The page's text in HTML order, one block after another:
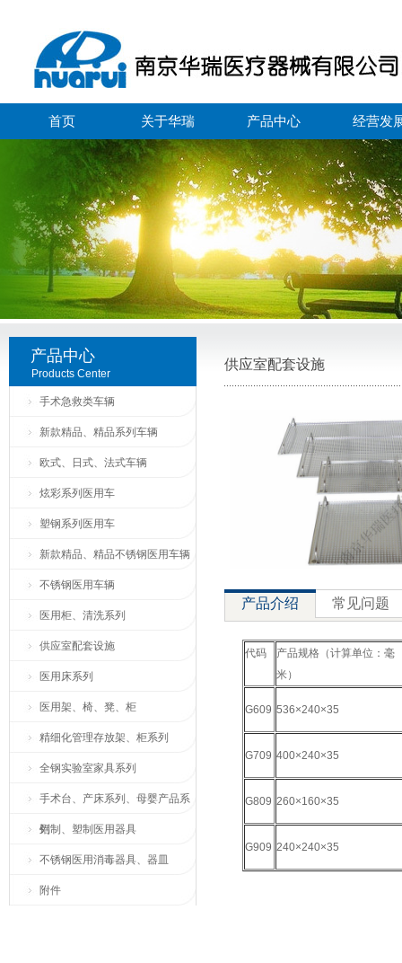
首页 关于华瑞 产品中心 经营发
产品中心
Products Center
手术急救类车辆
新款精品、精品系列车辆
欧式、日式、法式车辆
炫彩系列医用车
塑钢系列医用车
新款精品、精品不锈钢医用车辆
不锈钢医用车辆
医用柜、清洗系列
供应室配套设施
医用床系列
医用架、椅、凳、柜
精细化管理存放架、柜系列
全钢实验室家具系列
手术台、产床系列、母婴产品系
列
铝制、塑制医用器具
不锈钢医用消毒器具、器皿
附件
供应室配套设施
产品介绍 常见问题
代码
产品规格（计算单位：毫
米）
G609 536×240×35
G709 400×240×35
G809 260×160×35
G909 240×240×35